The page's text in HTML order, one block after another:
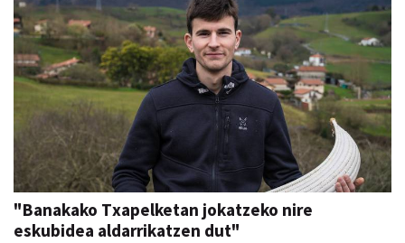
"Banakako Txapelketan jokatzeko nire
eskubidea aldarrikatzen dut"